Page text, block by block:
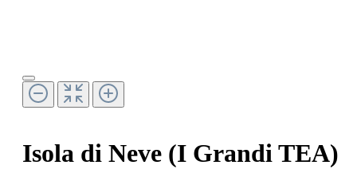
Isola di Neve (I Grandi TEA)